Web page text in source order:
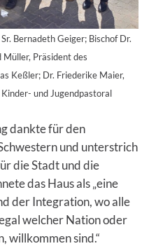
Bernadeth Geiger; Bischof Dr.
Müller, Präsident des
Keßler; Dr. Friederike Maier,
und Jugendpastoral
dankte für den
und unterstrich
die Stadt und die
das Haus als „eine
der Integration, wo alle
welcher Nation oder
willkommen sind.“